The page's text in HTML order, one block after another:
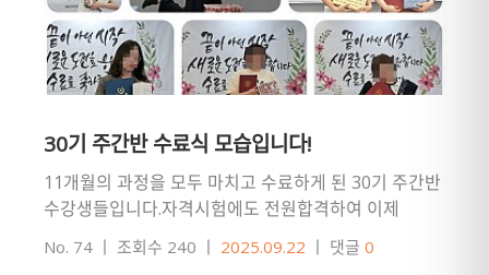
30기 주간반 수료식 모습입니다!
11개월의 과정을 모두 마치고 수료하게 된 30기 주간반
수강생들입니다.자격시험에도 전원합격하여 이제
취업의 길만 남았어요!장유간호학원은 전원 합격, 전원
취업을 목표로 항상 최선…
No. 74 ㅣ 조회수 240 ㅣ 2025.09.22 ㅣ 댓글 0